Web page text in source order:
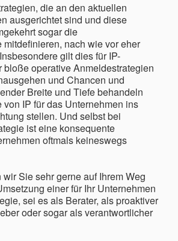
die an den aktuellen
ausgerichtet sind und diese
sogar die
nach wie vor eher
gilt dies für IP-
bloße operative Anmeldestrategien
und Chancen und
Breite und Tiefe behandeln
IP für das Unternehmen ins
stellen. Und selbst bei
ist eine konsequente
oftmals keineswegs
Sie sehr gerne auf Ihrem Weg
einer für Ihr Unternehmen
sei es als Berater, als proaktiver
oder sogar als verantwortlicher